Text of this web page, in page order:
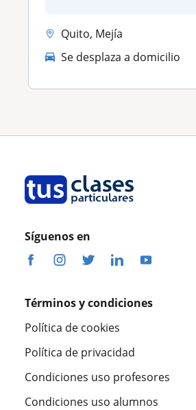
Quito, Mejía
Se desplaza a domicilio
Síguenos en
Términos y condiciones
Política de cookies
Política de privacidad
Condiciones uso profesores
Condiciones uso alumnos